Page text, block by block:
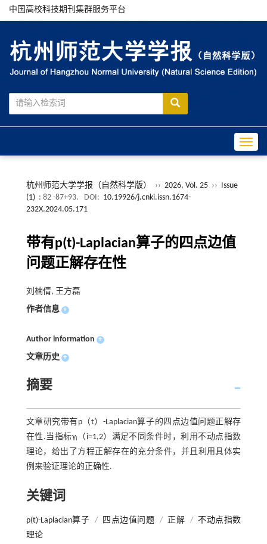
中国高校科技期刊集群服务平台
杭州师范大学学报（自然科学版） ›› 2026, Vol. 25 ›› Issue
(1) : 82 -87+93. DOI: 10.19926/j.cnki.issn.1674-
232X.2024.05.171
带有p(t)-Laplacian算子的四点边值
问题正解存在性
刘楠倩, 王方磊
作者信息 +
Author information +
文章历史 +
摘要
文章研究带有p（t）-Laplacian算子的四点边值问题正解存
在性.当指标γi
（i=1,2）满足不同条件时，利用不动点指数
理论，给出了方程正解存在的充分条件，并且利用具体实
例来验证理论的正确性.
关键词
p(t)-Laplacian算子 / 四点边值问题 / 正解 / 不动点指数
理论